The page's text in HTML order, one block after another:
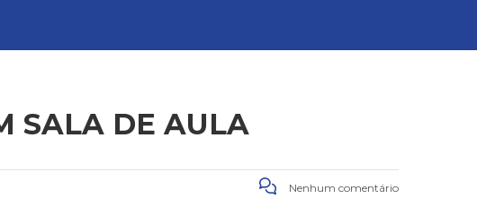
SALA DE AULA
Nenhum comentário